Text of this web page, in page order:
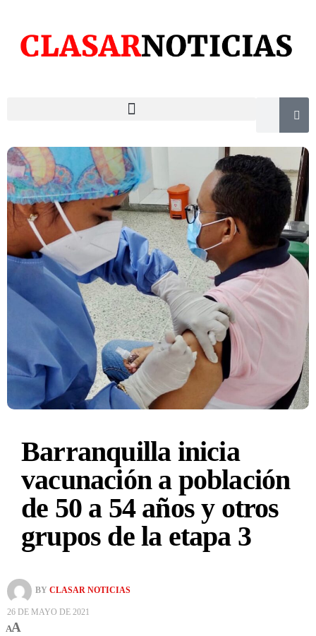
Barranquilla inicia
vacunación a población
de 50 a 54 años y otros
grupos de la etapa 3
BY CLASAR NOTICIAS
26 DE MAYO DE 2021
AA